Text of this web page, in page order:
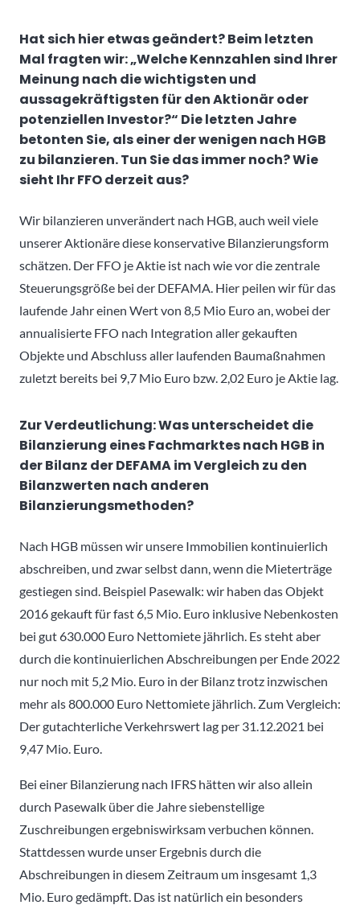
Hat sich hier etwas geändert? Beim letzten
Mal fragten wir: „Welche Kennzahlen sind Ihrer
Meinung nach die wichtigsten und
aussagekräftigsten für den Aktionär oder
potenziellen Investor?“ Die letzten Jahre
betonten Sie, als einer der wenigen nach HGB
zu bilanzieren. Tun Sie das immer noch? Wie
sieht Ihr FFO derzeit aus?
Wir bilanzieren unverändert nach HGB, auch weil viele
unserer Aktionäre diese konservative Bilanzierungsform
schätzen. Der FFO je Aktie ist nach wie vor die zentrale
Steuerungsgröße bei der DEFAMA. Hier peilen wir für das
laufende Jahr einen Wert von 8,5 Mio Euro an, wobei der
annualisierte FFO nach Integration aller gekauften
Objekte und Abschluss aller laufenden Baumaßnahmen
zuletzt bereits bei 9,7 Mio Euro bzw. 2,02 Euro je Aktie lag.
Zur Verdeutlichung: Was unterscheidet die
Bilanzierung eines Fachmarktes nach HGB in
der Bilanz der DEFAMA im Vergleich zu den
Bilanzwerten nach anderen
Bilanzierungsmethoden?
Nach HGB müssen wir unsere Immobilien kontinuierlich
abschreiben, und zwar selbst dann, wenn die Mieterträge
gestiegen sind. Beispiel Pasewalk: wir haben das Objekt
2016 gekauft für fast 6,5 Mio. Euro inklusive Nebenkosten
bei gut 630.000 Euro Nettomiete jährlich. Es steht aber
durch die kontinuierlichen Abschreibungen per Ende 2022
nur noch mit 5,2 Mio. Euro in der Bilanz trotz inzwischen
mehr als 800.000 Euro Nettomiete jährlich. Zum Vergleich:
Der gutachterliche Verkehrswert lag per 31.12.2021 bei
9,47 Mio. Euro.
Bei einer Bilanzierung nach IFRS hätten wir also allein
durch Pasewalk über die Jahre siebenstellige
Zuschreibungen ergebniswirksam verbuchen können.
Stattdessen wurde unser Ergebnis durch die
Abschreibungen in diesem Zeitraum um insgesamt 1,3
Mio. Euro gedämpft. Das ist natürlich ein besonders